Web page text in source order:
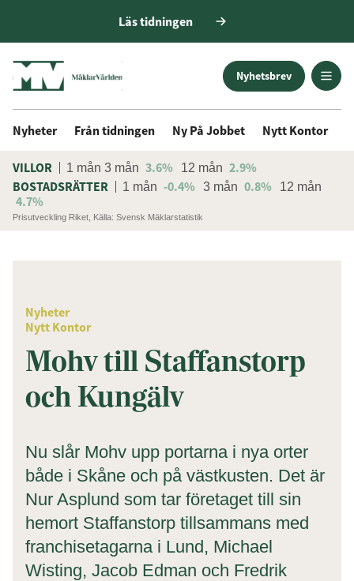
Läs tidningen
Nyhetsbrev
Nyheter Från tidningen Ny På Jobbet Nytt Kontor
VILLOR 1 mån 3 mån 3.6% 12 mån 2.9%
BOSTADSRÄTTER
1 mån -0.4% 3 mån 0.8% 12 mån
4.7%
Prisutveckling Riket, Källa: Svensk Mäklarstatistik
ANNONS
Nyheter
Nytt Kontor
Mohv till Staffanstorp
och Kungälv
Nu slår Mohv upp portarna i nya orter
både i Skåne och på västkusten. Det är
Nur Asplund som tar företaget till sin
hemort Staffanstorp tillsammans med
franchisetagarna i Lund, Michael
Wisting, Jacob Edman och Fredrik
först
Anmäl dig till vårt nyhetsbrev!
Prenumerera
Genom att klicka på "Prenumerera" ger du
samtycke till att vi sparar och använder dina
personuppgifter i enlighet med vår
integritetspolicy.